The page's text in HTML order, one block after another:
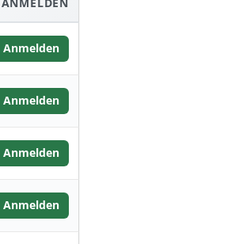
Anmelden
Anmelden
Anmelden
Anmelden